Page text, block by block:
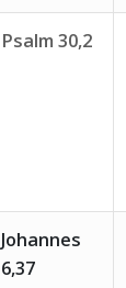
Psalm 30,2
Johannes
6,37